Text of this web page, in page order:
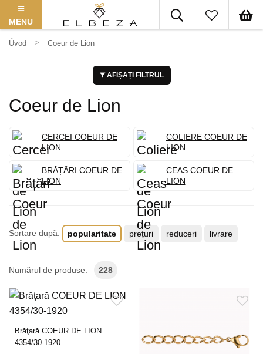
MENU
Úvod Coeur de Lion
AFIȘAȚI FILTRUL
Coeur de Lion
CERCEI COEUR DE
LION
COLIERE COEUR DE
LION
BRĂȚĂRI COEUR DE
LION
CEAS COEUR DE
LION
Sortare după: popularitate prețuri reduceri livrare
Numărul de produse: 228
Brăţară COEUR DE LION
4354/30-1920